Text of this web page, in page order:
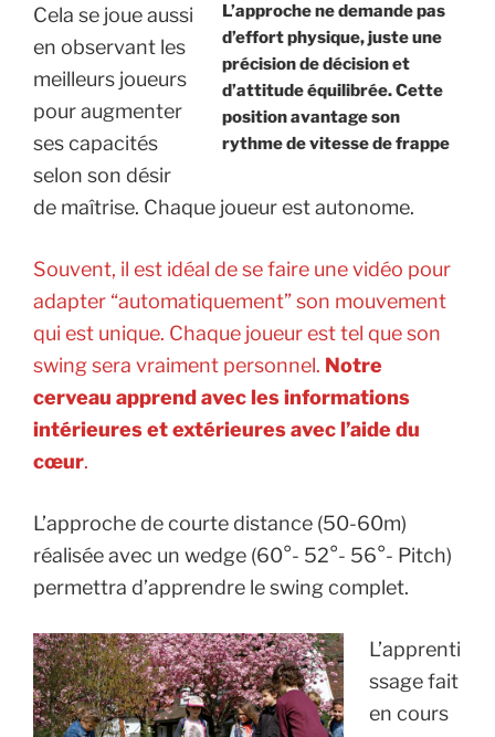
L’approche ne demande pas
d’effort physique, juste une
précision de décision et
d’attitude équilibrée. Cette
position avantage son
rythme de vitesse de frappe
Cela se joue aussi
en observant les
meilleurs joueurs
pour augmenter
ses capacités
selon son désir
de maîtrise. Chaque joueur est autonome.
Souvent, il est idéal de se faire une vidéo pour
adapter “automatiquement” son mouvement
qui est unique. Chaque joueur est tel que son
swing sera vraiment personnel. Notre
cerveau apprend avec les informations
intérieures et extérieures avec l’aide du
cœur.
L’approche de courte distance (50-60m)
réalisée avec un wedge (60°- 52°- 56°- Pitch)
permettra d’apprendre le swing complet.
L’apprenti
ssage fait
en cours